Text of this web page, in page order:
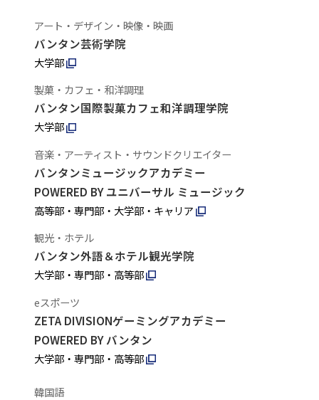
アート・デザイン・映像・映画
バンタン芸術学院
大学部
製菓・カフェ・和洋調理
バンタン国際製菓カフェ和洋調理学院
大学部
音楽・アーティスト・サウンドクリエイター
バンタンミュージックアカデミー
POWERED BY ユニバーサル ミュージック
高等部・専門部・大学部・キャリア
観光・ホテル
バンタン外語＆ホテル観光学院
大学部・専門部・高等部
eスポーツ
ZETA DIVISIONゲーミングアカデミー
POWERED BY バンタン
大学部・専門部・高等部
韓国語